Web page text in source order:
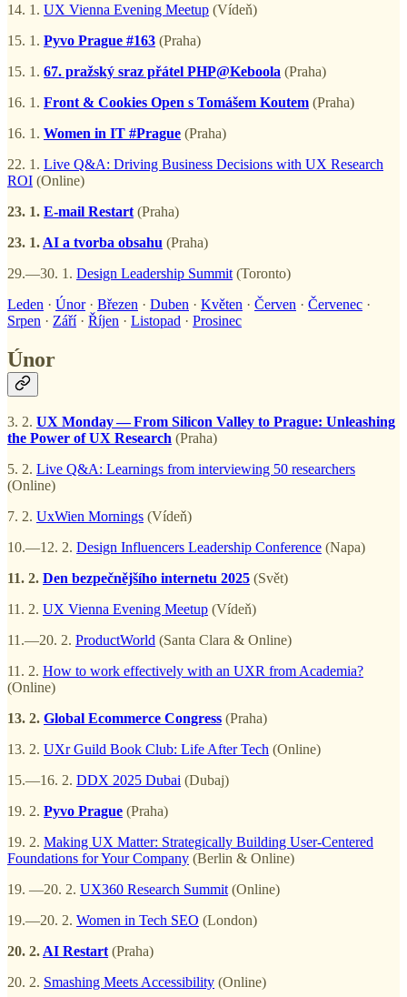
14. 1. UX Vienna Evening Meetup (Vídeň)
15. 1. Pyvo Prague #163 (Praha)
15. 1. 67. pražský sraz přátel PHP@Keboola (Praha)
16. 1. Front & Cookies Open s Tomášem Koutem (Praha)
16. 1. Women in IT #Prague (Praha)
22. 1. Live Q&A: Driving Business Decisions with UX Research
ROI (Online)
23. 1. E-mail Restart (Praha)
23. 1. AI a tvorba obsahu (Praha)
29.—30. 1. Design Leadership Summit (Toronto)
Leden · Únor· Březen · Duben · Květen · Červen · Červenec ·
Srpen · Září· Říjen · Listopad · Prosinec
Únor
3. 2. UX Monday — From Silicon Valley to Prague: Unleashing
the Power of UX Research (Praha)
5. 2. Live Q&A: Learnings from interviewing 50 researchers
(Online)
7. 2. UxWien Mornings (Vídeň)
10.—12. 2. Design Influencers Leadership Conference (Napa)
11. 2. Den bezpečnějšího internetu 2025 (Svět)
11. 2. UX Vienna Evening Meetup (Vídeň)
11.—20. 2. ProductWorld (Santa Clara & Online)
11. 2. How to work effectively with an UXR from Academia?
(Online)
13. 2. Global Ecommerce Congress (Praha)
13. 2. UXr Guild Book Club: Life After Tech (Online)
15.—16. 2. DDX 2025 Dubai (Dubaj)
19. 2. Pyvo Prague (Praha)
19. 2. Making UX Matter: Strategically Building User-Centered
Foundations for Your Company (Berlin & Online)
19. —20. 2. UX360 Research Summit(Online)
19.—20. 2. Women in Tech SEO (London)
20. 2.AI Restart(Praha)
20. 2. Smashing Meets Accessibility (Online)